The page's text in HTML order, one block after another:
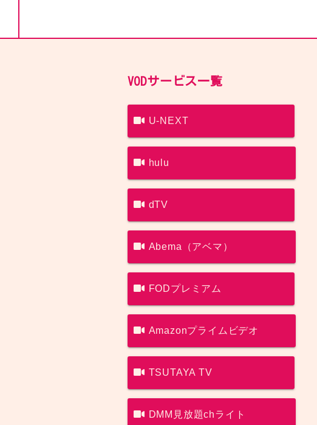
VODサービス一覧
U-NEXT
hulu
dTV
Abema（アベマ）
FODプレミアム
Amazonプライムビデオ
TSUTAYA TV
DMM見放題chライト